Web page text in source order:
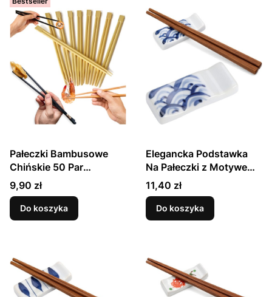
Pałeczki Bambusowe
Chińskie 50 Par
PROORIENT
Cena
9,90 zł
Do koszyka
Elegancka Podstawka
Na Pałeczki z Motywem
Niebieskie Fale 7cm
GOLDEN TURTLE
Cena
11,40 zł
Do koszyka